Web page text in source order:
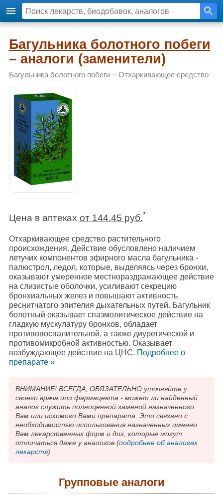
Багульника болотного побеги
– аналоги (заменители)
Багульника болотного побеги~ Отхаркивающее средство
Цена в аптеках от 144.45 руб.*
Отхаркивающее средство растительного
происхождения. Действие обусловлено наличием
летучих компонентов эфирного масла багульника -
палюстрол, ледол, которые, выделяясь через бронхи,
оказывают умеренное местнораздражающее действие
на слизистые оболочки, усиливают секрецию
бронхиальных желез и повышают активность
реснитчатого эпителия дыхательных путей. Багульник
болотный оказывает спазмолитическое действие на
гладкую мускулатуру бронхов, обладает
противовоспалительной, а также диуретической и
противомикробной активностью. Оказывает
возбуждающее действие на ЦНС. Подробнee о
препарате »
ВНИМАНИЕ! ВСЕГДА, ОБЯЗАТЕЛЬНО уточняйте у
своего врача или фармацевта - может ли найденный
аналог служить полноценной заменой назначенного
Вам или искомого Вами препарата. Это связано с
необходимостью использования назначенных именно
Вам лекарственных форм и доз, которые могут
отличаться даже у аналогов (подробнее об аналогах
лекарств).
Групповые аналоги